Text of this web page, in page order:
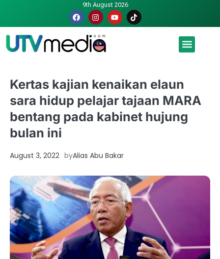
9th August 2026
Kertas kajian kenaikan elaun
sara hidup pelajar tajaan MARA
bentang pada kabinet hujung
bulan ini
August 3, 2022 byAlias Abu Bakar